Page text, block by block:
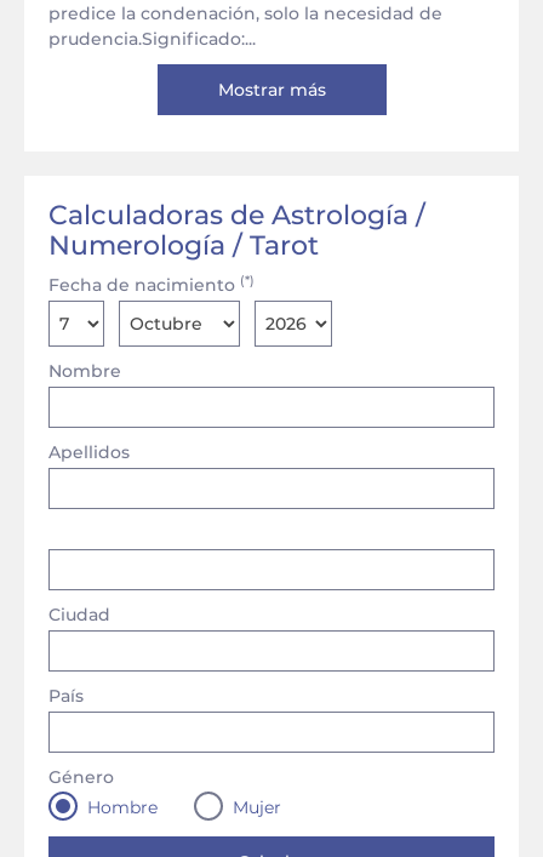
predice la condenación, solo la necesidad de
prudencia.Significado:...
Mostrar más
Calculadoras de Astrología /
Numerología / Tarot
Nombre
Apellidos
Fecha de nacimiento (*)
País
Ciudad
Género
Hombre
Mujer